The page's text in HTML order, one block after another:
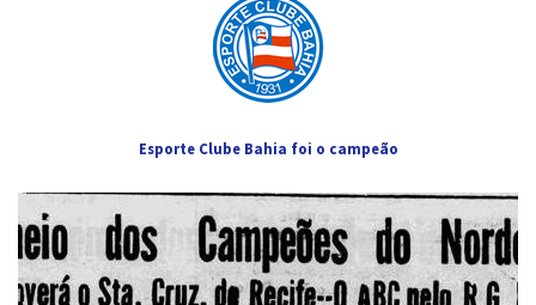
Esporte Clube Bahia foi o campeão